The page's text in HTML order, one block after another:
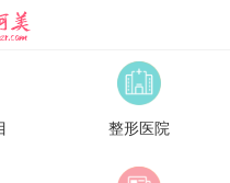
整形医院